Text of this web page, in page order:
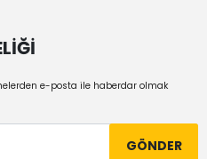
e-posta ile haberdar olmak
GÖNDER